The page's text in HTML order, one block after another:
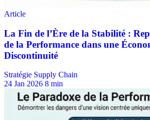
Stratégie Supply Chain
24 Jan 2026 8 min